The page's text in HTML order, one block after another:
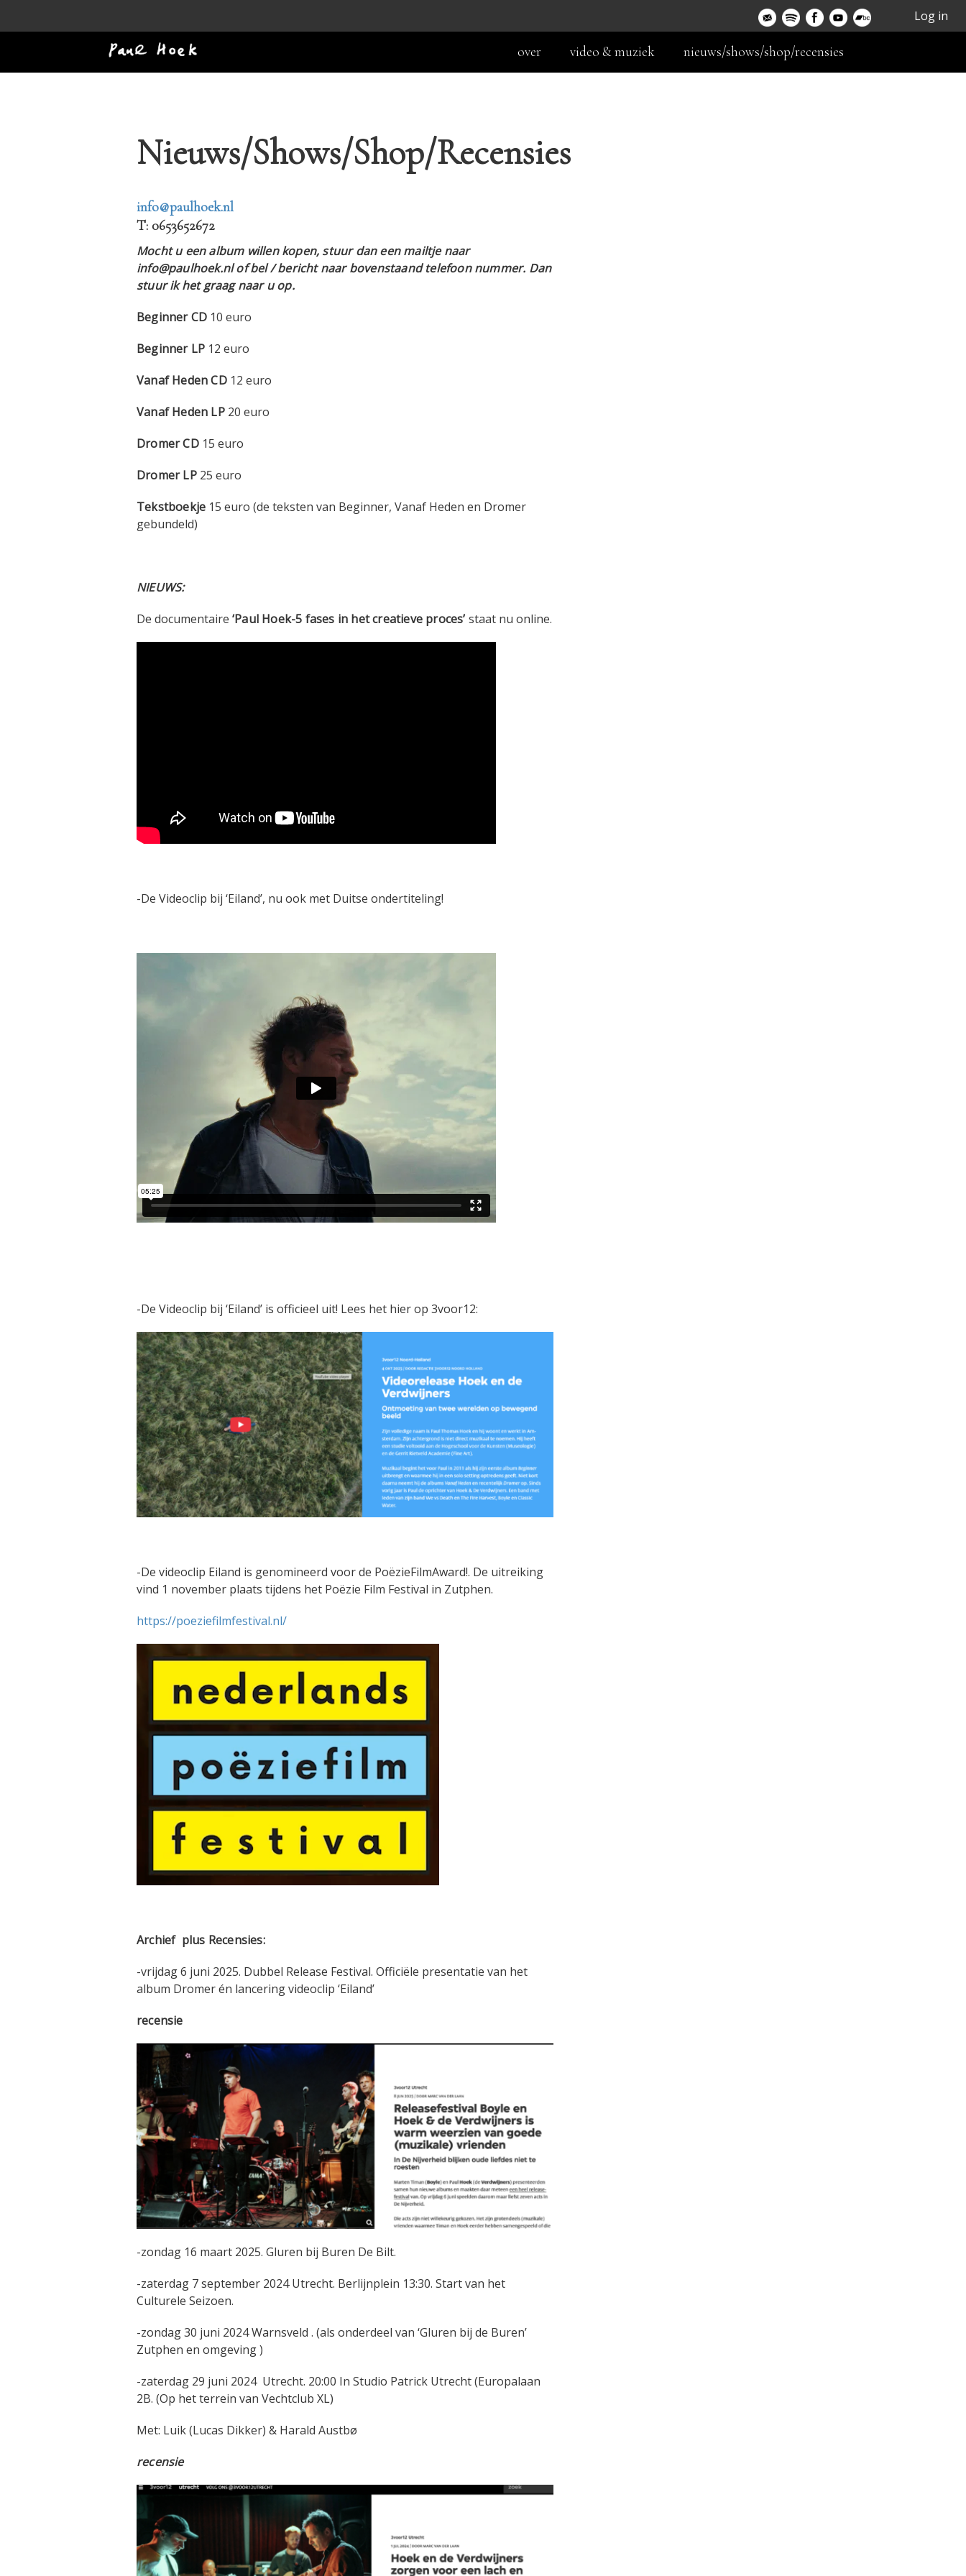
Log in
over video & muziek nieuws/shows/shop/recensies
Nieuws/Shows/Shop/Recensies
info@paulhoek.nl
T: 0653652672
Mocht u een album willen kopen, stuur dan een mailtje naar
info@paulhoek.nl of bel / bericht naar bovenstaand telefoon nummer. Dan
stuur ik het graag naar u op.
BeginnerCD 10 euro
Beginner LP 12 euro
Vanaf Heden CD12 euro
Vanaf Heden LP20 euro
Dromer CD15 euro
Dromer LP25 euro
Tekstboekje 15 euro (de teksten van Beginner, Vanaf Heden en Dromer
gebundeld)
NIEUWS:
De documentaire ‘Paul Hoek-5 fases in het creatieve proces’ staat nu online.
-De Videoclip bij ‘Eiland’, nu ook met Duitse ondertiteling!
-De Videoclip bij ‘Eiland’ is officieel uit! Lees het hier op 3voor12:
-De videoclip Eiland is genomineerd voor de PoëzieFilmAward!. De uitreiking
vind 1 november plaats tijdens het Poëzie Film Festival in Zutphen.
https://poeziefilmfestival.nl/
Archief plus Recensies:
-vrijdag 6 juni 2025. Dubbel Release Festival. Officiële presentatie van het
album Dromer én lancering videoclip ‘Eiland’
recensie
-zondag 16 maart 2025. Gluren bij Buren De Bilt.
-zaterdag 7 september 2024 Utrecht. Berlijnplein 13:30. Start van het
Culturele Seizoen.
-zondag 30 juni 2024 Warnsveld . (als onderdeel van ‘Gluren bij de Buren’
Zutphen en omgeving )
-zaterdag 29 juni 2024 Utrecht. 20:00 In Studio Patrick Utrecht (Europalaan
2B. (Op het terrein van Vechtclub XL)
Met: Luik (Lucas Dikker) & Harald Austbø
recensie